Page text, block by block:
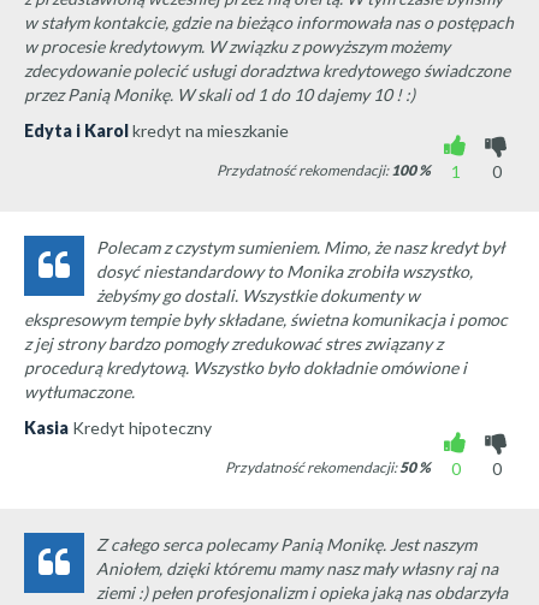
w stałym kontakcie, gdzie na bieżąco informowała nas o postępach
w procesie kredytowym. W związku z powyższym możemy
zdecydowanie polecić usługi doradztwa kredytowego świadczone
przez Panią Monikę. W skali od 1 do 10 dajemy 10 ! :)
Edyta i Karolkredyt na mieszkanie
1
0
Przydatność rekomendacji:100%
Polecam z czystym sumieniem. Mimo, że nasz kredyt był
dosyć niestandardowy to Monika zrobiła wszystko,
żebyśmy go dostali. Wszystkie dokumenty w
ekspresowym tempie były składane, świetna komunikacja i pomoc
z jej strony bardzo pomogły zredukować stres związany z
procedurą kredytową. Wszystko było dokładnie omówione i
wytłumaczone.
Kasia Kredyt hipoteczny
0
0
Przydatność rekomendacji:50%
Z całego serca polecamy Panią Monikę. Jest naszym
Aniołem, dzięki któremu mamy nasz mały własny raj na
ziemi :) pełen profesjonalizm i opieka jaką nas obdarzyła